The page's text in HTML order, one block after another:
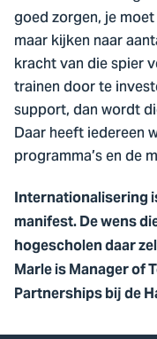
goed zorgen, je
maar kijken naar
kracht van die spier
trainen door te
support, dan wordt
Daar heeft iedereen
programma’s en de
Internationalisering
manifest. De wens
hogescholen daar
Marle is Manager of
Partnerships bij de